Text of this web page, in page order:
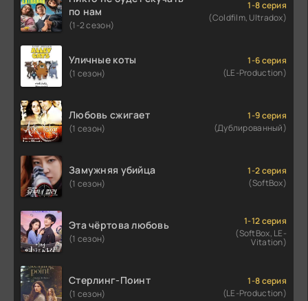
по нам
(1-2 сезон)
1-8 серия
(Coldfilm, Ultradox)
Уличные коты
(1 сезон)
1-6 серия
(LE-Production)
Любовь сжигает
(1 сезон)
1-9 серия
(Дублированный)
Замужняя убийца
(1 сезон)
1-2 серия
(SoftBox)
Эта чёртова любовь
(1 сезон)
1-12 серия
(SoftBox, LE-
Vitation)
Стерлинг-Поинт
(1 сезон)
1-8 серия
(LE-Production)